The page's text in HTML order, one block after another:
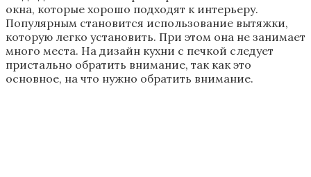
Одним из лучших вариантов будет классический
стиль, который не выходит из моды. Кухня с
деревянными стенами будет смотреться очень
современно и стильно. На кухне должно быть все
гармонично и красиво.